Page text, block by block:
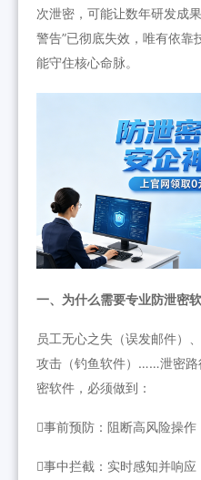
次泄密，可能让数年研发成
警告”已彻底失效，唯有依
能守住核心命脉。
一、为什么需要专业防泄密
员工无心之失（误发邮件）
攻击（钓鱼软件）……泄密路
密软件，必须做到：
事前预防：阻断高风险操作
事中拦截：实时感知并响应